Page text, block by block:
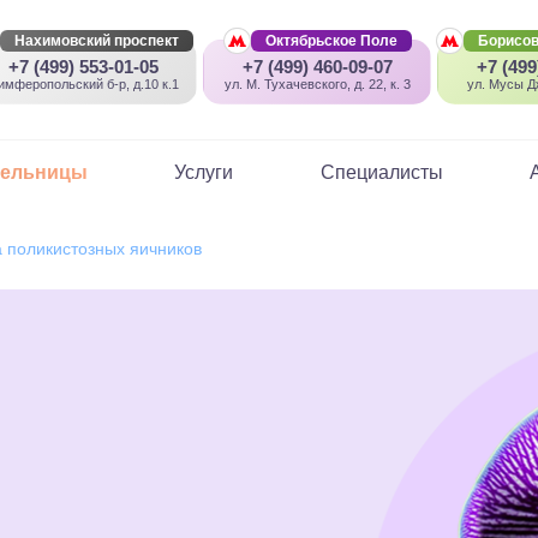
Нахимовский проспект
+7 (499) 553-01-05
б-р, д.10 к.1
Октябрьское Поле
+7 (499) 460-09-07
ул. М. Тухачевского, д. 22, к. 3
+7
ул. Мусы
Услуги Специалисты
яичников